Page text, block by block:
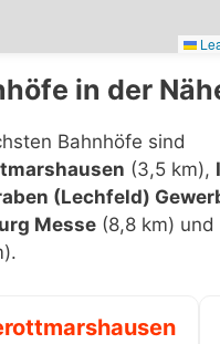
in der
Bahnhöfe sind
(3,5 km),
(Lechfeld)
Messe (8,8 km) und